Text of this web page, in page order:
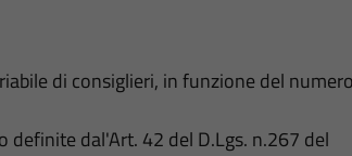
di consiglieri, in funzione del
definite dal'Art. 42 del D.Lgs. n.267 del